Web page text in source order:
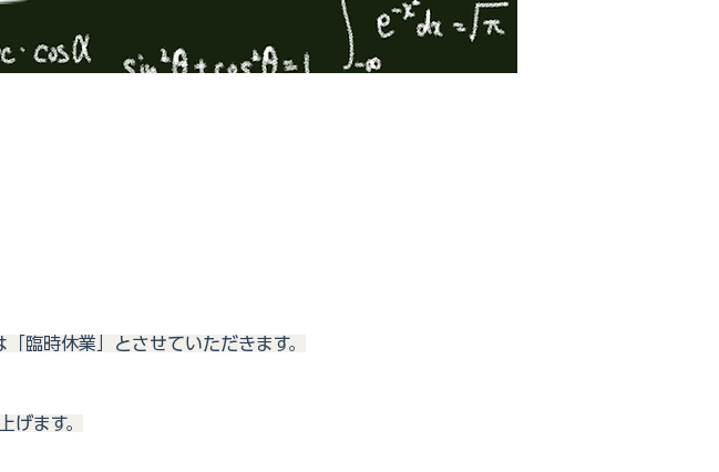
臨時休業」とさせていただきます。
げます。